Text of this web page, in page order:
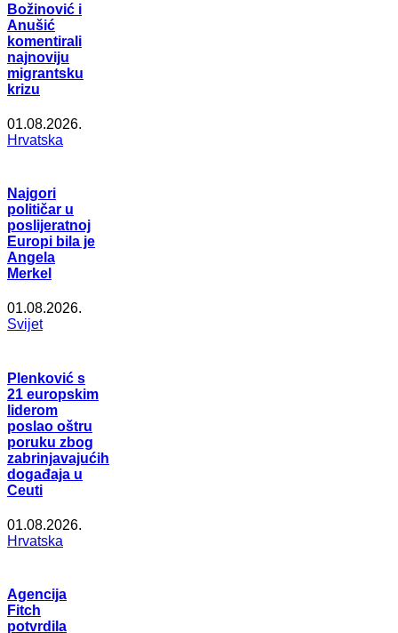
Božinović i
Anušić
komentirali
najnoviju
migrantsku
krizu
01.08.2026.
Hrvatska
Najgori
političar u
poslijeratnoj
Europi bila je
Angela
Merkel
01.08.2026.
Svijet
Plenković s
21 europskim
liderom
poslao oštru
poruku zbog
zabrinjavajućih
događaja u
Ceuti
01.08.2026.
Hrvatska
Agencija
Fitch
potvrdila